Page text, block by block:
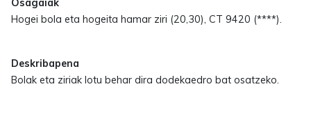
Osagaiak
Hogei bola eta hogeita hamar ziri (20,30), CT 9420 (****).
Deskribapena
Bolak eta ziriak lotu behar dira dodekaedro bat osatzeko.